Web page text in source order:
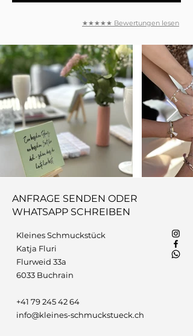
★★★★★ Bewertungen lesen
ANFRAGE SENDEN ODER
WHATSAPP SCHREIBEN
Kleines Schmuckstück
Katja Fluri
Flurweid 33a
6033 Buchrain
+41 79 245 42 64
info@kleines-schmuckstueck.ch